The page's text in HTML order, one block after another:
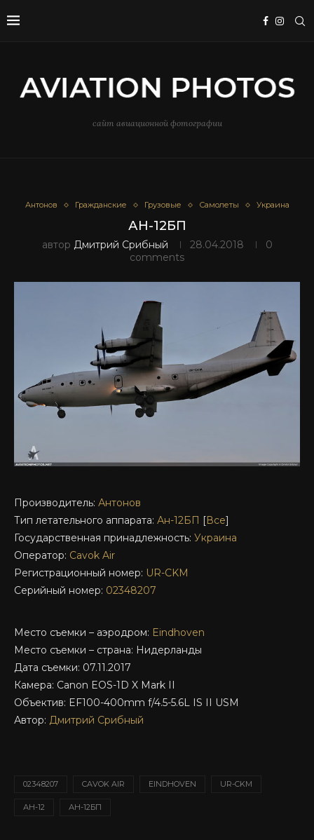
сайт авиационной фотографии
Антонов Гражданские Грузовые Самолеты Украина
АН-12БП
автор Дмитрий Срибный 28.04.2018
0
comments
Производитель: Антонов
Тип летательного аппарата: Ан-12БП [Все]
Государственная принадлежность: Украина
Оператор: Cavok Air
Регистрационный номер: UR-CKM
Серийный номер: 02348207
Место съемки – аэродром: Eindhoven
Место съемки – страна: Нидерланды
Дата съемки: 07.11.2017
Камера: Canon EOS-1D X Mark II
Объектив: EF100-400mm f/4.5-5.6L IS II USM
Автор: Дмитрий Срибный
02348207 CAVOK AIR EINDHOVEN UR-CKM
АН-12 АН-12БП